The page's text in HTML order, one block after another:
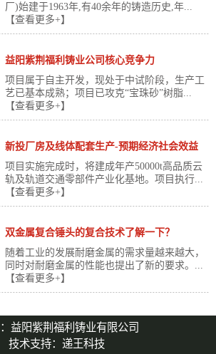
厂)始建于1963年,有40余年的铸造历史,年...
【查看更多+】
益阳紫荆福利铸业公司核心竞争力
项目属于自主开发，现处于中试阶段，生产工
艺已基本成熟；项目已攻克“宝珠砂”树脂...
【查看更多+】
新投厂房及线体配套生产-预期经济社会效益
项目实施完成时，将建成年产50000t高品质云
轨及轨道交通零部件产业化基地。项目执行...
【查看更多+】
双金属复合锤头的复合技术了解一下？
随着工业的发展耐磨金属的需求量越来越大，
同时对耐磨金属的性能也提出了新的要求。...
【查看更多+】
：益阳紫荆福利铸业有限公司
技术支持： 递王科技